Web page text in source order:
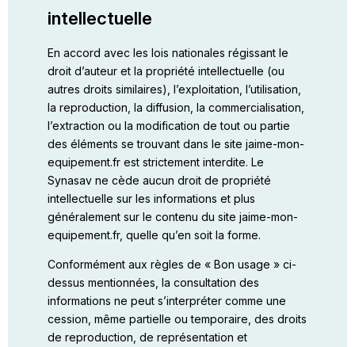
intellectuelle
En accord avec les lois nationales régissant le
droit d’auteur et la propriété intellectuelle (ou
autres droits similaires), l’exploitation, l’utilisation,
la reproduction, la diffusion, la commercialisation,
l’extraction ou la modification de tout ou partie
des éléments se trouvant dans le site jaime-mon-
equipement.fr est strictement interdite. Le
Synasav ne cède aucun droit de propriété
intellectuelle sur les informations et plus
généralement sur le contenu du site jaime-mon-
equipement.fr, quelle qu’en soit la forme.
Conformément aux règles de « Bon usage » ci-
dessus mentionnées, la consultation des
informations ne peut s’interpréter comme une
cession, même partielle ou temporaire, des droits
de reproduction, de représentation et